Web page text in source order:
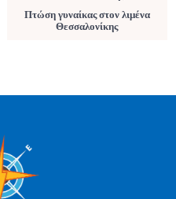
Πτώση γυναίκας στον λιμένα
Θεσσαλονίκης